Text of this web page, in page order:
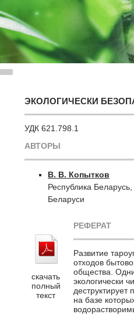
ЭКОЛОГИЧЕСКИ
УДК 621.798.1
АВТОРЫ
В. В. Копытков
Республика
Беларуси
скачать
полный
текст
РЕФЕРАТ
Развитие
отходов
общества.
экологически
на базе